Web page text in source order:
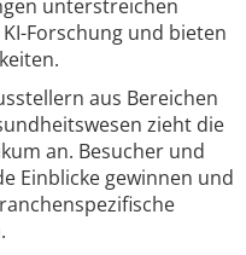
unterstreichen
Forschung und bieten
aus Bereichen
zieht die
an. Besucher und
Einblicke gewinnen und